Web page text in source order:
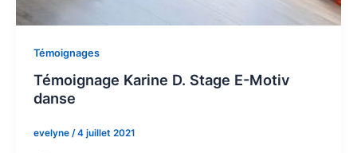
Témoignages
Témoignage Karine D. Stage E-Motiv
danse
evelyne /4 juillet 2021